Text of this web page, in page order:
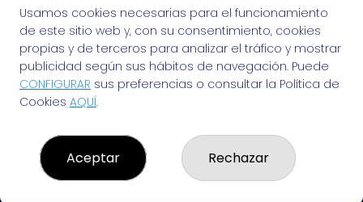
EL VENDEDOR DE SUEÑOS
¿Quiénes somos?
Resultados
Contacto
Empresas
Usamos cookies necesarias para el funcionamiento
de este sitio web y, con su consentimiento, cookies
propias y de terceros para analizar el tráfico y mostrar
publicidad según sus hábitos de navegación. Puede
CONFIGURAR sus preferencias o consultar la Política de
Cookies AQUÍ.
Aceptar Rechazar